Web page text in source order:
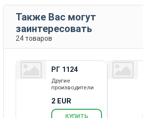
Также Вас могут
заинтересовать
24 товаров
РГ 1124
Другие
производители
2 EUR
КУПИТЬ